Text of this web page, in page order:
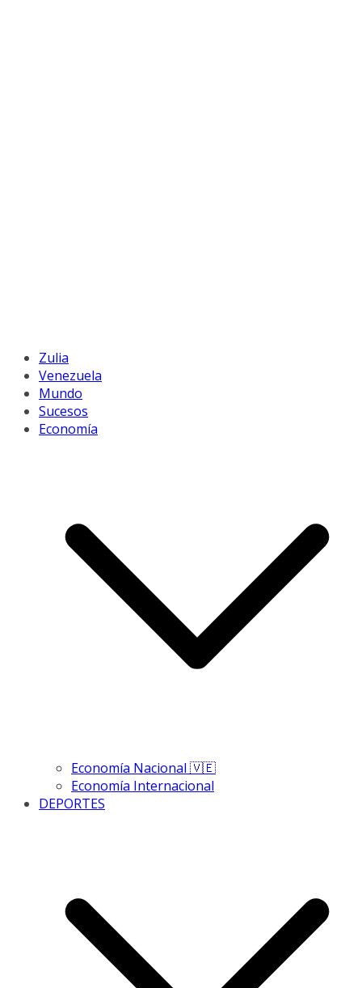
Zulia
Venezuela
Mundo
Sucesos
Economía
Economía Nacional 🇻🇪
Economía Internacional
DEPORTES